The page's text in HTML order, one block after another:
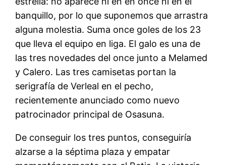
banquillo, por lo que suponemos que arrastra
alguna molestia. Suma once goles de los 23
que lleva el equipo en liga. El galo es una de
las tres novedades del once junto a Melamed
y Calero. Las tres camisetas portan la
serigrafía de Verleal en el pecho,
recientemente anunciado como nuevo
patrocinador principal de Osasuna.
De conseguir los tres puntos, conseguiría
alzarse a la séptima plaza y empatar